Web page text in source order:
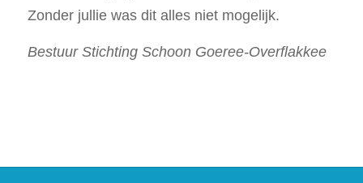
Zonder jullie was dit alles niet mogelijk.
Bestuur Stichting Schoon Goeree-Overflakkee